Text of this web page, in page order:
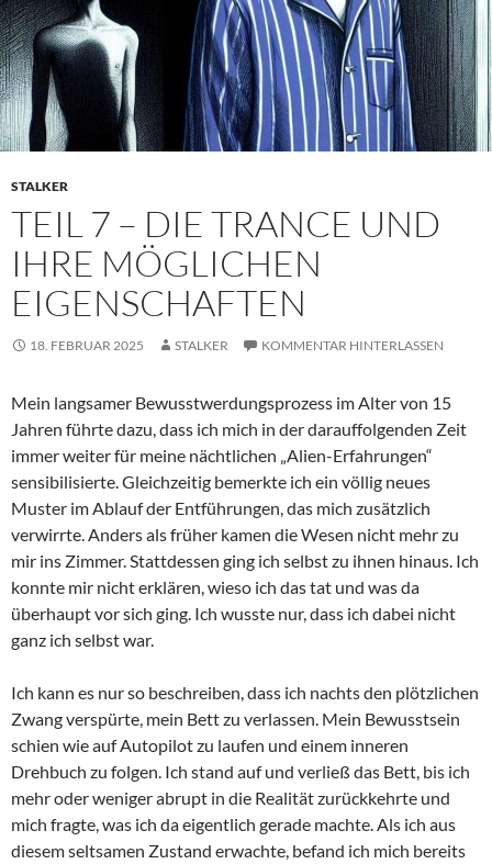
STALKER
TEIL 7 – DIE TRANCE UND
IHRE MÖGLICHEN
EIGENSCHAFTEN
18. FEBRUAR 2025 STALKER KOMMENTAR HINTERLASSEN
Mein langsamer Bewusstwerdungsprozess im Alter von 15
Jahren führte dazu, dass ich mich in der darauffolgenden Zeit
immer weiter für meine nächtlichen „Alien-Erfahrungen“
sensibilisierte. Gleichzeitig bemerkte ich ein völlig neues
Muster im Ablauf der Entführungen, das mich zusätzlich
verwirrte. Anders als früher kamen die Wesen nicht mehr zu
mir ins Zimmer. Stattdessen ging ich selbst zu ihnen hinaus. Ich
konnte mir nicht erklären, wieso ich das tat und was da
überhaupt vor sich ging. Ich wusste nur, dass ich dabei nicht
ganz ich selbst war.
Ich kann es nur so beschreiben, dass ich nachts den plötzlichen
Zwang verspürte, mein Bett zu verlassen. Mein Bewusstsein
schien wie auf Autopilot zu laufen und einem inneren
Drehbuch zu folgen. Ich stand auf und verließ das Bett, bis ich
mehr oder weniger abrupt in die Realität zurückkehrte und
mich fragte, was ich da eigentlich gerade machte. Als ich aus
diesem seltsamen Zustand erwachte, befand ich mich bereits